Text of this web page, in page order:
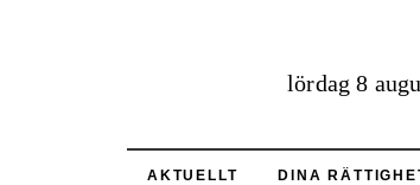
lördag 8
AKTUELLT DINA